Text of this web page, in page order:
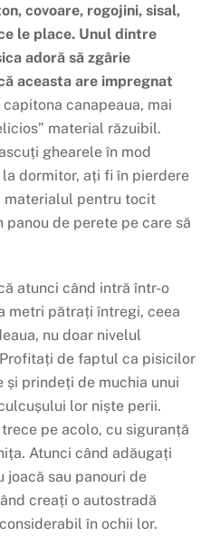
covoare, rogojini, sisal,
le place. Unul dintre
adoră să zgârie
aceasta are impregnat
canapeaua, mai
material răzuibil.
ghearele în mod
dormitor, ați fi în pierdere
materialul pentru tocit
de perete pe care să
atunci când intră într-o
metri pătrați întregi, ceea
nu doar nivelul
de faptul ca pisicilor
prindeți de muchia unui
lor niște perii.
pe acolo, cu siguranță
Atunci când adăugați
joacă sau panouri de
creați o autostradă
în ochii lor.